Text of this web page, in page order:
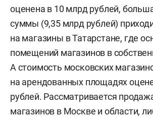
оценена в 10 млрд рублей,
суммы (9,35 млрд рублей)
на магазины в Татарстане, где
помещений магазинов в
А стоимость московских
на арендованных площадях
рублей. Рассматривается
магазинов в Москве и области,